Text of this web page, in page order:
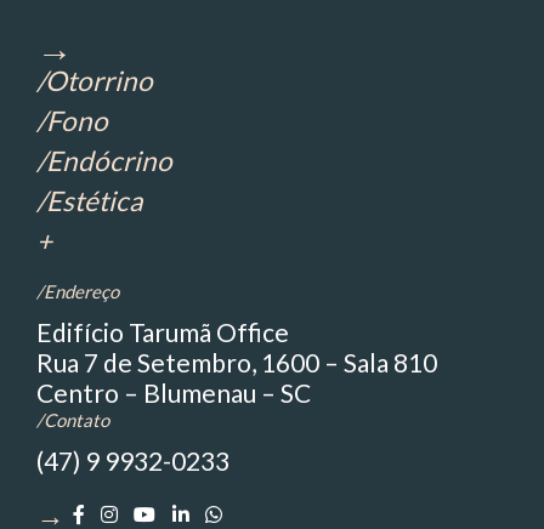
→
/Otorrino
/Fono
/Endócrino
/Estética
+
/Endereço
Edifício Tarumã Office
Rua 7 de Setembro, 1600 – Sala 810
Centro – Blumenau – SC
/Contato
(47) 9 9932-0233
→